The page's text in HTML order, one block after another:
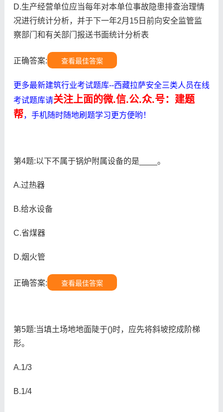
D.生产经营单位应当每年对本单位事故隐患排查治理情
况进行统计分析，并于下一年2月15日前向安全监管监
察部门和有关部门报送书面统计分析表
正确答案: 查看最佳答案
更多最新建筑行业考试题库--西藏拉萨安全三类人员在线
考试题库请关注上面的微.信.公.众.号：建题
帮，手机随时随地刷题学习更方便哟！
第4题:以下不属于锅炉附属设备的是____。
A.过热器
B.给水设备
C.省煤器
D.烟火管
正确答案: 查看最佳答案
第5题:当填土场地地面陡于()时，应先将斜坡挖成阶梯
形。
A.1/3
B.1/4